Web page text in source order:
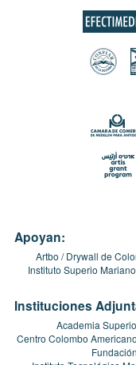
Apoyan:
Artbo Drywall de
Instituto Superio
Instituciones
Academia
Centro Colombo Americano